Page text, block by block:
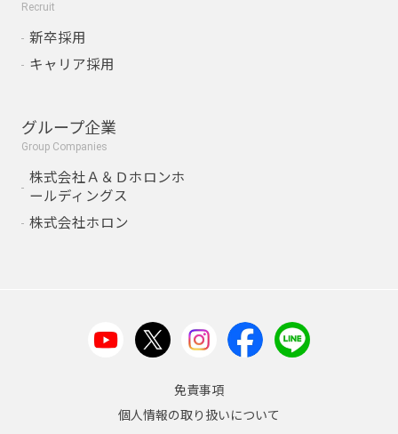
Recruit
新卒採用
キャリア採用
グループ企業
Group Companies
株式会社Ａ＆Ｄホロンホ
ールディングス
株式会社ホロン
免責事項
個人情報の取り扱いについて